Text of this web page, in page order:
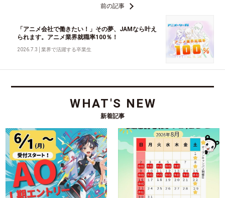
前の記事
「アニメ会社で働きたい！」その夢、JAMなら叶え
られます。アニメ業界就職率100％！
2026.7.3 │業界で活躍する卒業生
WHAT'S NEW
新着記事